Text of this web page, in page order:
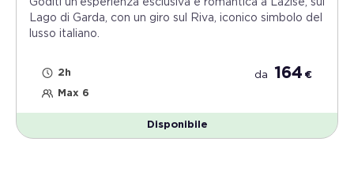
Goditi un'esperienza esclusiva e romantica a Lazise, sul
Lago di Garda, con un giro sul Riva, iconico simbolo del
lusso italiano.
2h
Max 6
da 164 €
Disponibile